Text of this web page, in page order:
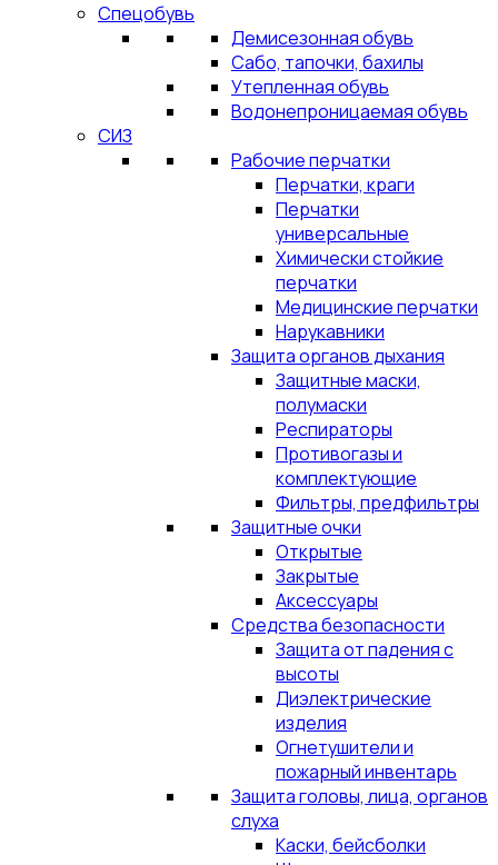
Спецобувь
Демисезонная обувь
Сабо, тапочки, бахилы
Утепленная обувь
Водонепроницаемая обувь
СИЗ
Рабочие перчатки
Перчатки, краги
Перчатки
универсальные
Химически стойкие
перчатки
Медицинские перчатки
Нарукавники
Защита органов дыхания
Защитные маски,
полумаски
Респираторы
Противогазы и
комплектующие
Фильтры, предфильтры
Защитные очки
Открытые
Закрытые
Аксессуары
Средства безопасности
Защита от падения с
высоты
Диэлектрические
изделия
Огнетушители и
пожарный инвентарь
Защита головы, лица, органов
слуха
Каски, бейсболки